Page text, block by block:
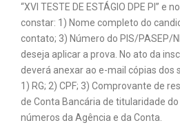
“XVI TESTE DE ESTÁGIO DPE PI” e
constar: 1) Nome completo do
contato; 3) Número do PIS/PASEP/
deseja aplicar a prova. No ato da
deverá anexar ao e-mail cópias dos
1) RG; 2) CPF; 3) Comprovante de
de Conta Bancária de titularidade
números da Agência e da Conta.